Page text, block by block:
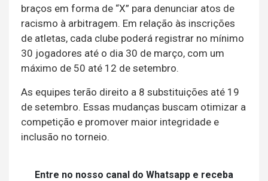
braços em forma de “X” para denunciar atos de
racismo à arbitragem. Em relação às inscrições
de atletas, cada clube poderá registrar no mínimo
30 jogadores até o dia 30 de março, com um
máximo de 50 até 12 de setembro.
As equipes terão direito a 8 substituições até 19
de setembro. Essas mudanças buscam otimizar a
competição e promover maior integridade e
inclusão no torneio.
Entre no nosso canal do Whatsapp e receba